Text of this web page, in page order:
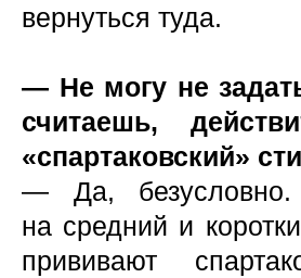
вернуться туда.
— Не могу не
считаешь,
«спартаковский»
— Да, безусловно.
на средний и
прививают